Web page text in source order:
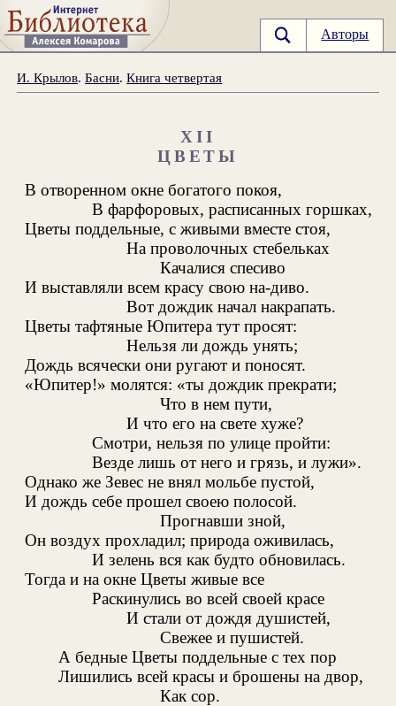
Авторы
И. Крылов.Басни.Книга четвертая
XII
ЦВЕТЫ
В отворенном окне богатого покоя,
В фарфоровых, расписанных горшках,
Цветы поддельные, с живыми вместе стоя,
На проволочных стебельках
Качалися спесиво
И выставляли всем красу свою на-диво.
Вот дождик начал накрапать.
Цветы тафтяные Юпитера тут просят:
Нельзя ли дождь унять;
Дождь всячески они ругают и поносят.
«Юпитер!» молятся: «ты дождик прекрати;
Что в нем пути,
И что его на свете хуже?
Смотри, нельзя по улице пройти:
Везде лишь от него и грязь, и лужи».
Однако же Зевес не внял мольбе пустой,
И дождь себе прошел своею полосой.
Прогнавши зной,
Он воздух прохладил; природа оживилась,
И зелень вся как будто обновилась.
Тогда и на окне Цветы живые все
Раскинулись во всей своей красе
И стали от дождя душистей,
Свежее и пушистей.
А бедные Цветы поддельные с тех пор
Лишились всей красы и брошены на двор,
Как сор.